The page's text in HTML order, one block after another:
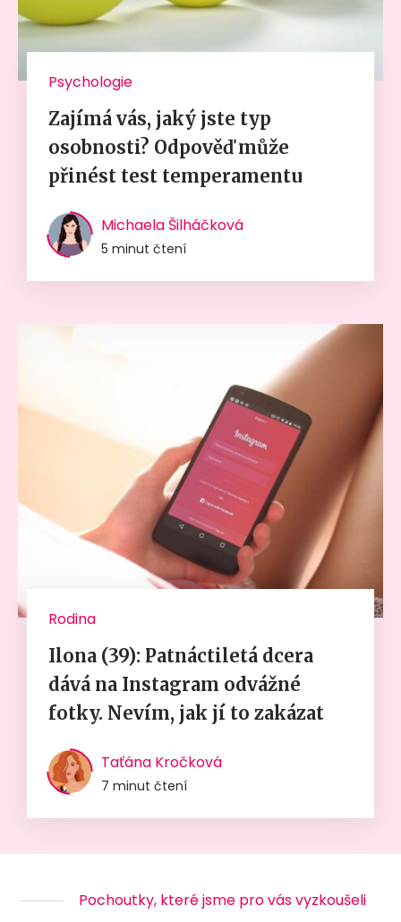
Psychologie
Zajímá vás, jaký jste typ
osobnosti? Odpověď může
přinést test temperamentu
Michaela Šilháčková
5 minut čtení
Rodina
Ilona (39): Patnáctiletá dcera
dává na Instagram odvážné
fotky. Nevím, jak jí to zakázat
Taťána Kročková
7 minut čtení
Pochoutky, které jsme pro vás vyzkoušeli